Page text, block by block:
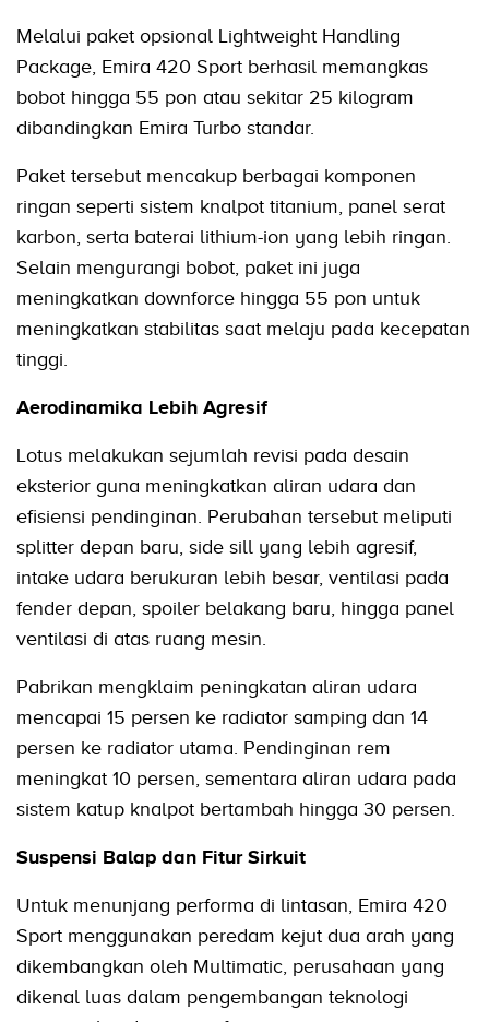
Melalui paket opsional Lightweight Handling
Package, Emira 420 Sport berhasil memangkas
bobot hingga 55 pon atau sekitar 25 kilogram
dibandingkan Emira Turbo standar.
Paket tersebut mencakup berbagai komponen
ringan seperti sistem knalpot titanium, panel serat
karbon, serta baterai lithium-ion yang lebih ringan.
Selain mengurangi bobot, paket ini juga
meningkatkan downforce hingga 55 pon untuk
meningkatkan stabilitas saat melaju pada kecepatan
tinggi.
Aerodinamika Lebih Agresif
Lotus melakukan sejumlah revisi pada desain
eksterior guna meningkatkan aliran udara dan
efisiensi pendinginan. Perubahan tersebut meliputi
splitter depan baru, side sill yang lebih agresif,
intake udara berukuran lebih besar, ventilasi pada
fender depan, spoiler belakang baru, hingga panel
ventilasi di atas ruang mesin.
Pabrikan mengklaim peningkatan aliran udara
mencapai 15 persen ke radiator samping dan 14
persen ke radiator utama. Pendinginan rem
meningkat 10 persen, sementara aliran udara pada
sistem katup knalpot bertambah hingga 30 persen.
Suspensi Balap dan Fitur Sirkuit
Untuk menunjang performa di lintasan, Emira 420
Sport menggunakan peredam kejut dua arah yang
dikembangkan oleh Multimatic, perusahaan yang
dikenal luas dalam pengembangan teknologi